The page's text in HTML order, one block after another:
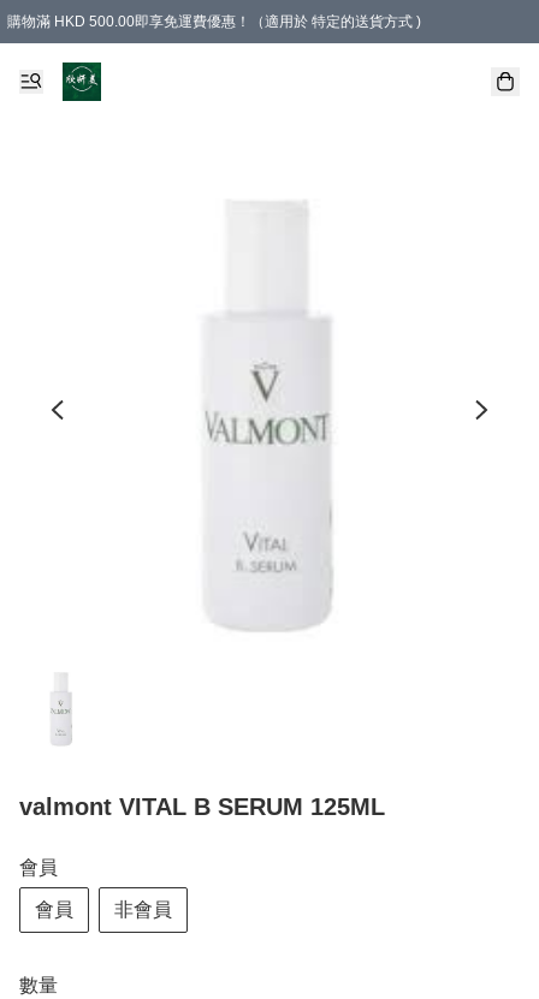
購物滿 HKD 500.00即享免運費優惠！（適用於 特定的送貨方式 )
valmont VITAL B SERUM 125ML
會員
會員 非會員
數量